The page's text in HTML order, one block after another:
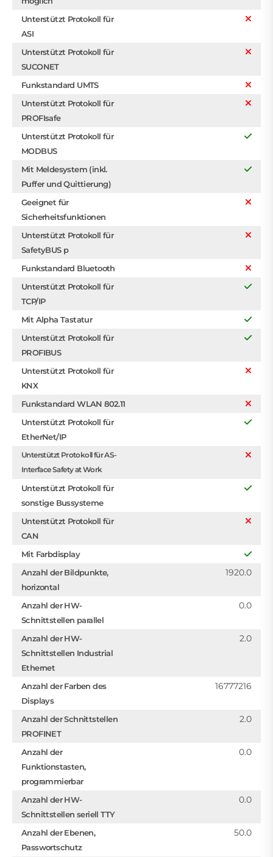
Unterstützt Protokoll für
ASI
Unterstützt Protokoll für
SUCONET
Funkstandard UMTS
Unterstützt Protokoll für
PROFIsafe
Unterstützt Protokoll für
MODBUS
Mit Meldesystem (inkl.
Puffer und Quittierung)
Geeignet für
Sicherheitsfunktionen
Unterstützt Protokoll für
SafetyBUS p
Funkstandard Bluetooth
Unterstützt Protokoll für
TCP/IP
Mit Alpha Tastatur
Unterstützt Protokoll für
PROFIBUS
Unterstützt Protokoll für
KNX
Funkstandard WLAN 802.11
Unterstützt Protokoll für
EtherNet/IP
Unterstützt Protokoll für AS-
Interface Safety at Work
Unterstützt Protokoll für
sonstige Bussysteme
Unterstützt Protokoll für
CAN
Mit Farbdisplay
Anzahl der Bildpunkte,
horizontal
1920.0
Anzahl der HW-
Schnittstellen parallel
0.0
Anzahl der HW-
Schnittstellen Industrial
Ethernet
2.0
Anzahl der Farben des
Displays
16777216
Anzahl der Schnittstellen
PROFINET
2.0
Anzahl der
Funktionstasten,
programmierbar
0.0
Anzahl der HW-
Schnittstellen seriell TTY
0.0
Anzahl der Ebenen,
Passwortschutz
50.0